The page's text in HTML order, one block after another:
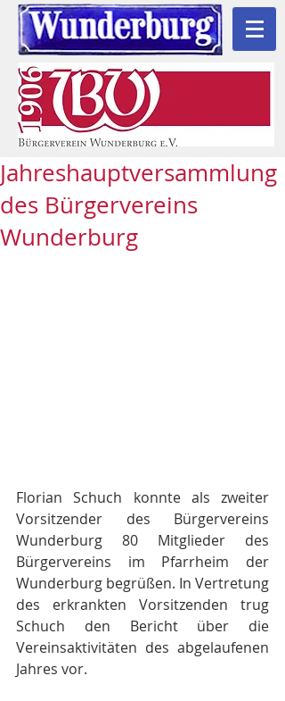
Jahreshauptversammlung
des Bürgervereins
Wunderburg
Florian Schuch konnte als zweiter
Vorsitzender des Bürgervereins
Wunderburg 80 Mitglieder des
Bürgervereins im Pfarrheim der
Wunderburg begrüßen. In Vertretung
des erkrankten Vorsitzenden trug
Schuch den Bericht über die
Vereinsaktivitäten des abgelaufenen
Jahres vor.